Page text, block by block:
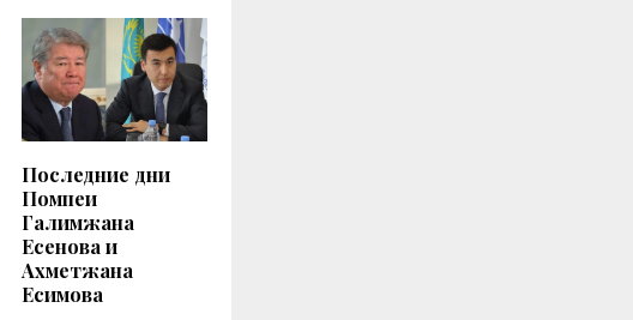
Последние дни
Помпеи
Галимжана
Есенова и
Ахметжана
Есимова